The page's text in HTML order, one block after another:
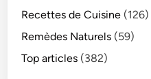
Recettes de Cuisine (126)
Remèdes Naturels (59)
Top articles (382)